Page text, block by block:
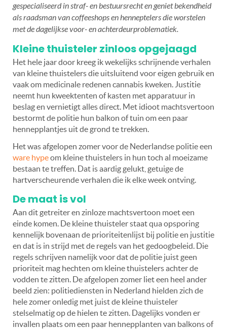
gespecialiseerd in straf- en bestuursrecht en geniet bekendheid
als raadsman van coffeeshops en henneptelers die worstelen
met de dagelijkse voor- en achterdeurproblematiek.
Kleine thuisteler zinloos opgejaagd
Het hele jaar door kreeg ik wekelijks schrijnende verhalen
van kleine thuistelers die uitsluitend voor eigen gebruik en
vaak om medicinale redenen cannabis kweken. Justitie
neemt hun kweektenten of kasten met apparatuur in
beslag en vernietigt alles direct. Met idioot machtsvertoon
bestormt de politie hun balkon of tuin om een paar
hennepplantjes uit de grond te trekken.
Het was afgelopen zomer voor de Nederlandse politie een
ware hypeom kleine thuistelers in hun toch al moeizame
bestaan te treffen. Dat is aardig gelukt, getuige de
hartverscheurende verhalen die ik elke week ontving.
De maat is vol
Aan dit getreiter en zinloze machtsvertoon moet een
einde komen. De kleine thuisteler staat qua opsporing
kennelijk bovenaan de prioriteitenlijst bij politie en justitie
en dat is in strijd met de regels van het gedoogbeleid. Die
regels schrijven namelijk voor dat de politie juist geen
prioriteit mag hechten om kleine thuistelers achter de
vodden te zitten. De afgelopen zomer liet een heel ander
beeld zien: politiediensten in Nederland hielden zich de
hele zomer onledig met juist de kleine thuisteler
stelselmatig op de hielen te zitten. Dagelijks vonden er
invallen plaats om een paar hennepplanten van balkons of